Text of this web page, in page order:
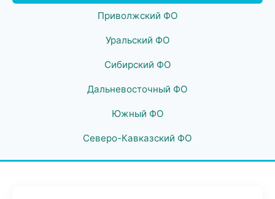
Приволжский ФО
Уральский ФО
Сибирский ФО
Дальневосточный ФО
Южный ФО
Северо-Кавказский ФО